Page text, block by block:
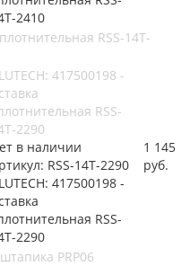
2410
RSS-14T-
417500198 -
RSS-
2290
в наличии
RSS-14T-2290
417500198 -
RSS-
2290
1 145
руб.
PRP06